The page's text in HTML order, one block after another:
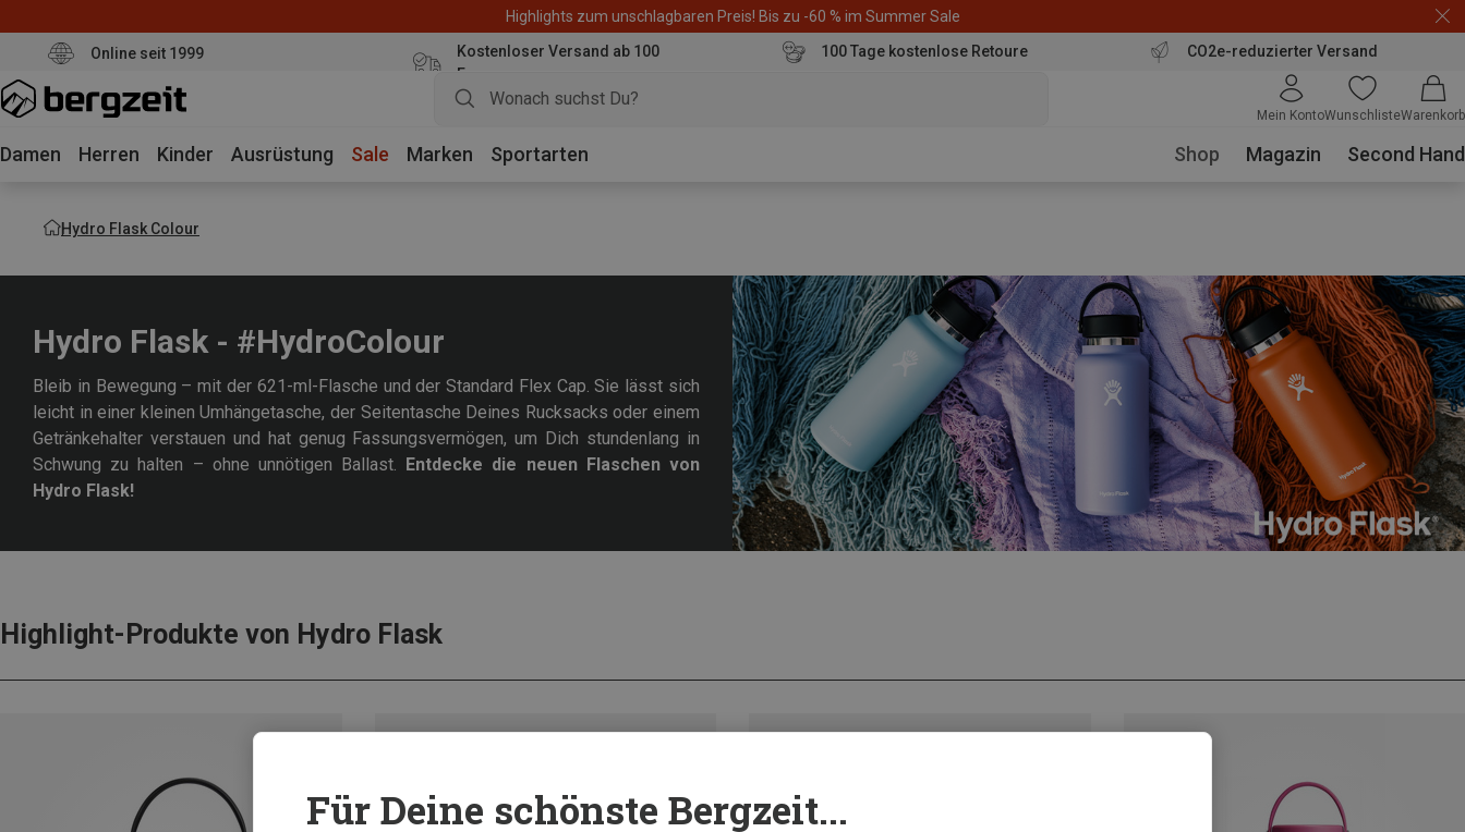
Highlights zum unschlagbaren Preis! Bis zu -60 % im Summer Sale
Online seit 1999
Kostenloser Versand ab 100
Euro
100 Tage kostenlose Retoure CO2e-reduzierter Versand
Mein KontoWunschlisteWarenkorb
Damen Herren Kinder Ausrüstung Sale Marken Sportarten Shop Magazin Second Hand
Hydro Flask Colour
Hydro Flask - #HydroColour
Bleib in Bewegung – mit der 621-ml-Flasche und der Standard Flex Cap. Sie lässt sich
leicht in einer kleinen Umhängetasche, der Seitentasche Deines Rucksacks oder einem
Getränkehalter verstauen und hat genug Fassungsvermögen, um Dich stundenlang in
Schwung zu halten – ohne unnötigen Ballast.
Entdecke die neuen Flaschen von
Hydro Flask!
Highlight-Produkte von Hydro Flask
Für Deine schönste Bergzeit...